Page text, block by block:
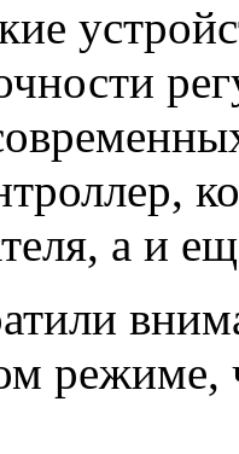
а и